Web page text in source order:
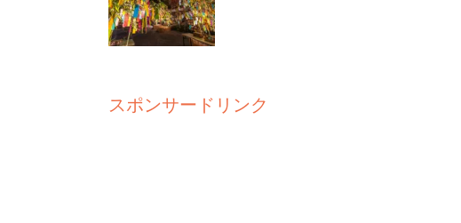
スポンサードリンク